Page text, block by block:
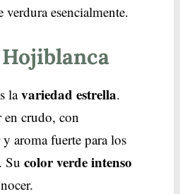
esencialmente.
lavariedad estrella.
en crudo, con
aroma fuerte para los
Su color verde intenso